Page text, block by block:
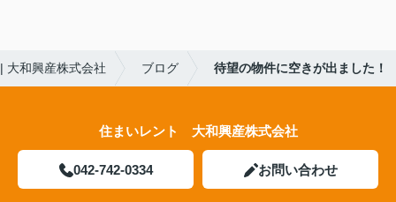
大和興産株式会社 ブログ 待望の物件に空きが出ました！
住まいレント 大和興産株式会社
042-742-0334 お問い合わせ